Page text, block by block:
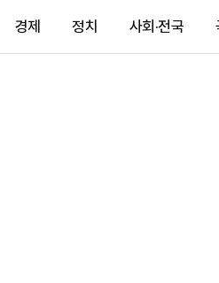
경제 정치 사회·전국